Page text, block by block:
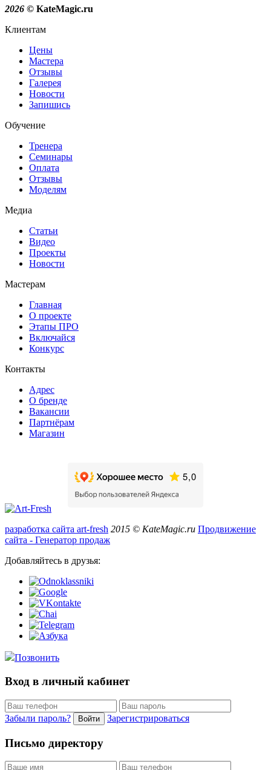
2026 © KateMagic.ru
Клиентам
Цены
Мастера
Отзывы
Галерея
Новости
Запишись
Обучение
Тренера
Семинары
Оплата
Отзывы
Моделям
Медиа
Статьи
Видео
Проекты
Новости
Мастерам
Главная
О проекте
Этапы ПРО
Включайся
Конкурс
Контакты
Адрес
О бренде
Вакансии
Партнёрам
Магазин
разработка сайта art-fresh 2015 © KateMagic.ru Продвижение
сайта - Генератор продаж
Добавляйтесь в друзья:
Позвонить
Вход в личный кабинет
Забыли пароль? Войти Зарегистрироваться
Письмо директору